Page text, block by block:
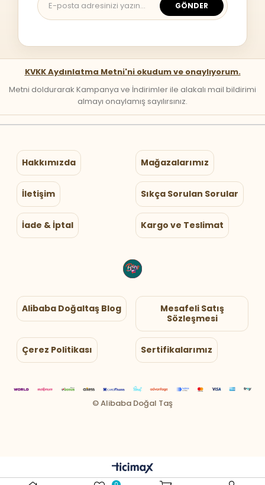
GÖNDER
KVKK Aydınlatma Metni'ni okudum ve onaylıyorum.
Metni doldurarak Kampanya ve İndirimler ile alakalı mail bildirimi
almayı onaylamış sayılırsınız.
Hakkımızda Mağazalarımız
İletişim Sıkça Sorulan Sorular
İade & İptal Kargo ve Teslimat
Alibaba Doğaltaş Blog
Mesafeli Satış
Sözleşmesi
Çerez Politikası Sertifikalarımız